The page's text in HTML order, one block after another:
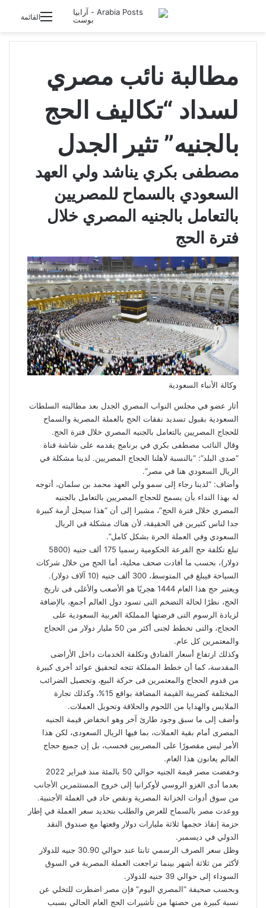
القائمة
تسجيل الدخول
مطالبة نائب مصري
لسداد “تكاليف الحج
بالجنيه” تثير الجدل
مصطفى بكري يناشد ولي العهد
السعودي بالسماح للمصريين
بالتعامل بالجنيه المصري خلال
فترة الحج
وكالة الأنباء السعودية
أثار عضو في مجلس النواب المصري الجدل بعد مطالبته السلطات
السعودية بقبول تسديد نفقات الحج بالعملة المصرية والسماح
للحجاج المصريين بالتعامل بالجنيه المصري خلال فترة الحج.
وقال النائب مصطفى بكري في برنامج يقدمه على شاشة قناة
“صدى البلد”: “بالنسبة لأهلنا الحجاج المصريين. لدينا مشكلة في
الريال السعودي هنا في مصر”.
وأضاف: “لدينا رجاء إلى سمو ولي العهد محمد بن سلمان، أتوجه
له بهذا النداء بأن يسمح للحجاج المصريين بالتعامل بالجنيه
المصري خلال فترة الحج”، مشيرا إلى أن “هذا سيحل أزمة كبيرة
جدا لناس كثيرين في الحقيقة، لأن هناك مشكلة في الريال
السعودي وفي العملة الحرة بشكل كامل”.
تبلغ تكلفة حج القرعة الحكومية رسميا 175 ألف جنيه (5800
دولار)، بحسب ما أفادت صحف محلية، أما الحج من خلال شركات
السياحة فيبلغ في المتوسط، 300 ألف جنيه (10 آلاف دولار).
ويعتبر حج هذا العام 1444 هجريًا هو الأصعب والأغلى فى تاريخ
الحج، نظرًا لحالة التضخم التى تسود دول العالم أجمع، بالإضافة
لزيادة الرسوم التى فرضتها المملكة العربية السعودية على
الحجاج، والتى تخطط لجنى أكثر من 50 مليار دولار من الحجاج
والمعتمرين كل عام.
وكذلك ارتفاع أسعار الفنادق وتكلفة الخدمات داخل الأراضى
المقدسة، كما أن خطط المملكة تتجه لتحقيق عوائد أخرى كبيرة
من قدوم الحجاج والمعتمرين فى حركة البيع، وتحصيل الضرائب
المختلفة كضريبة القيمة المضافة بواقع 15%، وكذلك تجارة
الملابس والهدايا من اللحوم والحلاقة وتحويل العملات.
وأضف إلى ما سبق وجود طارئ آخر وهو انخفاض قيمة الجنيه
المصرى أمام بقية العملات، بما فيها الريال السعودى، لكن هذا
الأمر ليس مقصورًا على المصريين فحسب، بل إن جميع حجاج
العالم يعانون هذا العام.
وخفضت مصر قيمة الجنيه حوالي 50 بالمئة منذ فبراير 2022
بعدما أدى الغزو الروسي لأوكرانيا إلى خروج المستثمرين الأجانب
من سوق أدوات الخزانة المصرية ونقص حاد في العملة الأجنبية.
ووعدت مصر بالسماح للعرض والطلب بتحديد سعر العملة في إطار
حزمة إنقاذ حجمها ثلاثة مليارات دولار وقعتها مع صندوق النقد
الدولي في ديسمبر.
وظل سعر الصرف الرسمي ثابتا عند حوالي 30.90 جنيه للدولار
لأكثر من ثلاثة أشهر بينما تراجعت العملة المصرية في السوق
السوداء إلى حوالي 39 جنيه للدولار.
وبحسب صحيفة “المصري اليوم” فإن مصر اضطرت للتخلي عن
نسبة كبيرة من حصتها من تأشيرات الحج العام الحالي بسبب